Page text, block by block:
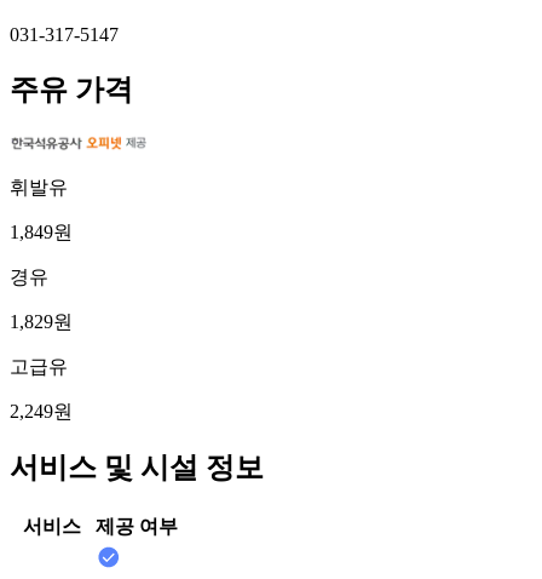
031-317-5147
주유 가격
휘발유
1,849원
경유
1,829원
고급유
2,249원
서비스 및 시설 정보
서비스 제공 여부